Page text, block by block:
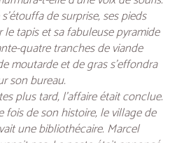
de surprise, ses pieds
tapis et sa fabuleuse pyramide
quatre tranches de viande
moutarde et de gras s’effondra
son bureau.
plus tard, l’affaire était conclue.
fois de son histoire, le village de
une bibliothécaire. Marcel